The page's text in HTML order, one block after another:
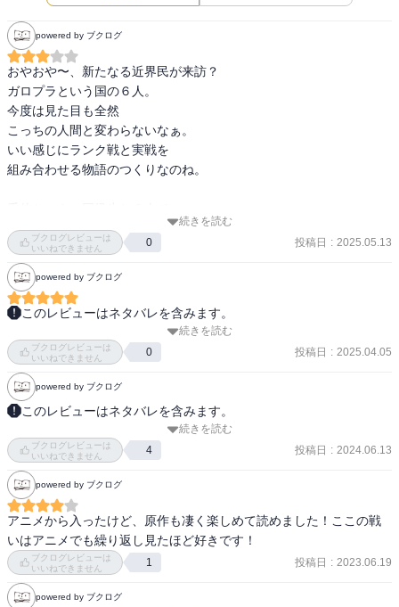
powered by ブクログ
おやおや〜、新たなる近界民が来訪？
ガロプラという国の６人。
今度は見た目も全然
こっちの人間と変わらないなぁ。
いい感じにランク戦と実戦を
組み合わせる物語のつくりなのね。
わいわい相談しながら訓練するのが
楽しいとかって…かわいいのぅ。
エネドラッドが観てる映画、Ｔ２？
続きを読む
ブクログレビューは
いいねできません
0 投稿日 : 2025.05.13
powered by ブクログ
このレビューはネタバレを含みます。
ユズルがチカに助け舟出してあげてたり、木虎がオサムに戦い方を
教えてあげてたり、年齢近い良い師匠を見つかられてる回だった。
それぞれの強み、弱点、特徴を活かして武器や戦略考えるのがワー
トリの醍醐味だなと改めて思った。
続きを読む
ブクログレビューは
いいねできません
0 投稿日 : 2025.04.05
powered by ブクログ
このレビューはネタバレを含みます。
迅を玉狛第2に勧誘する修!! 大胆な行動の裏には秘めたる想いがあっ
た!! 一方、ボーダー本部では、上級部隊隊長による緊急防衛対策会議
を招集!! 大規模侵攻の爪痕が残る中、近界から迫る新たな脅威とは!?
・‥…━━━☆・‥…━━━☆・‥…━━━☆
感想は最終巻にまとめて記載予定です。
続きを読む
ブクログレビューは
いいねできません
4 投稿日 : 2024.06.13
powered by ブクログ
アニメから入ったけど、原作も凄く楽しめて読めました！ここの戦
いはアニメでも繰り返し見たほど好きです！
ブクログレビューは
いいねできません
1 投稿日 : 2023.06.19
powered by ブクログ